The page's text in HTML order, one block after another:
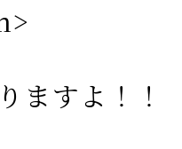
ますよ！！